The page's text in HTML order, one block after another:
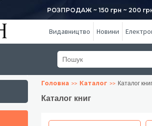
РОЗПРОДАЖ ~ 150 грн ~ 200
Видавництво Новини
Головна Каталог Каталог книг
Каталог книг